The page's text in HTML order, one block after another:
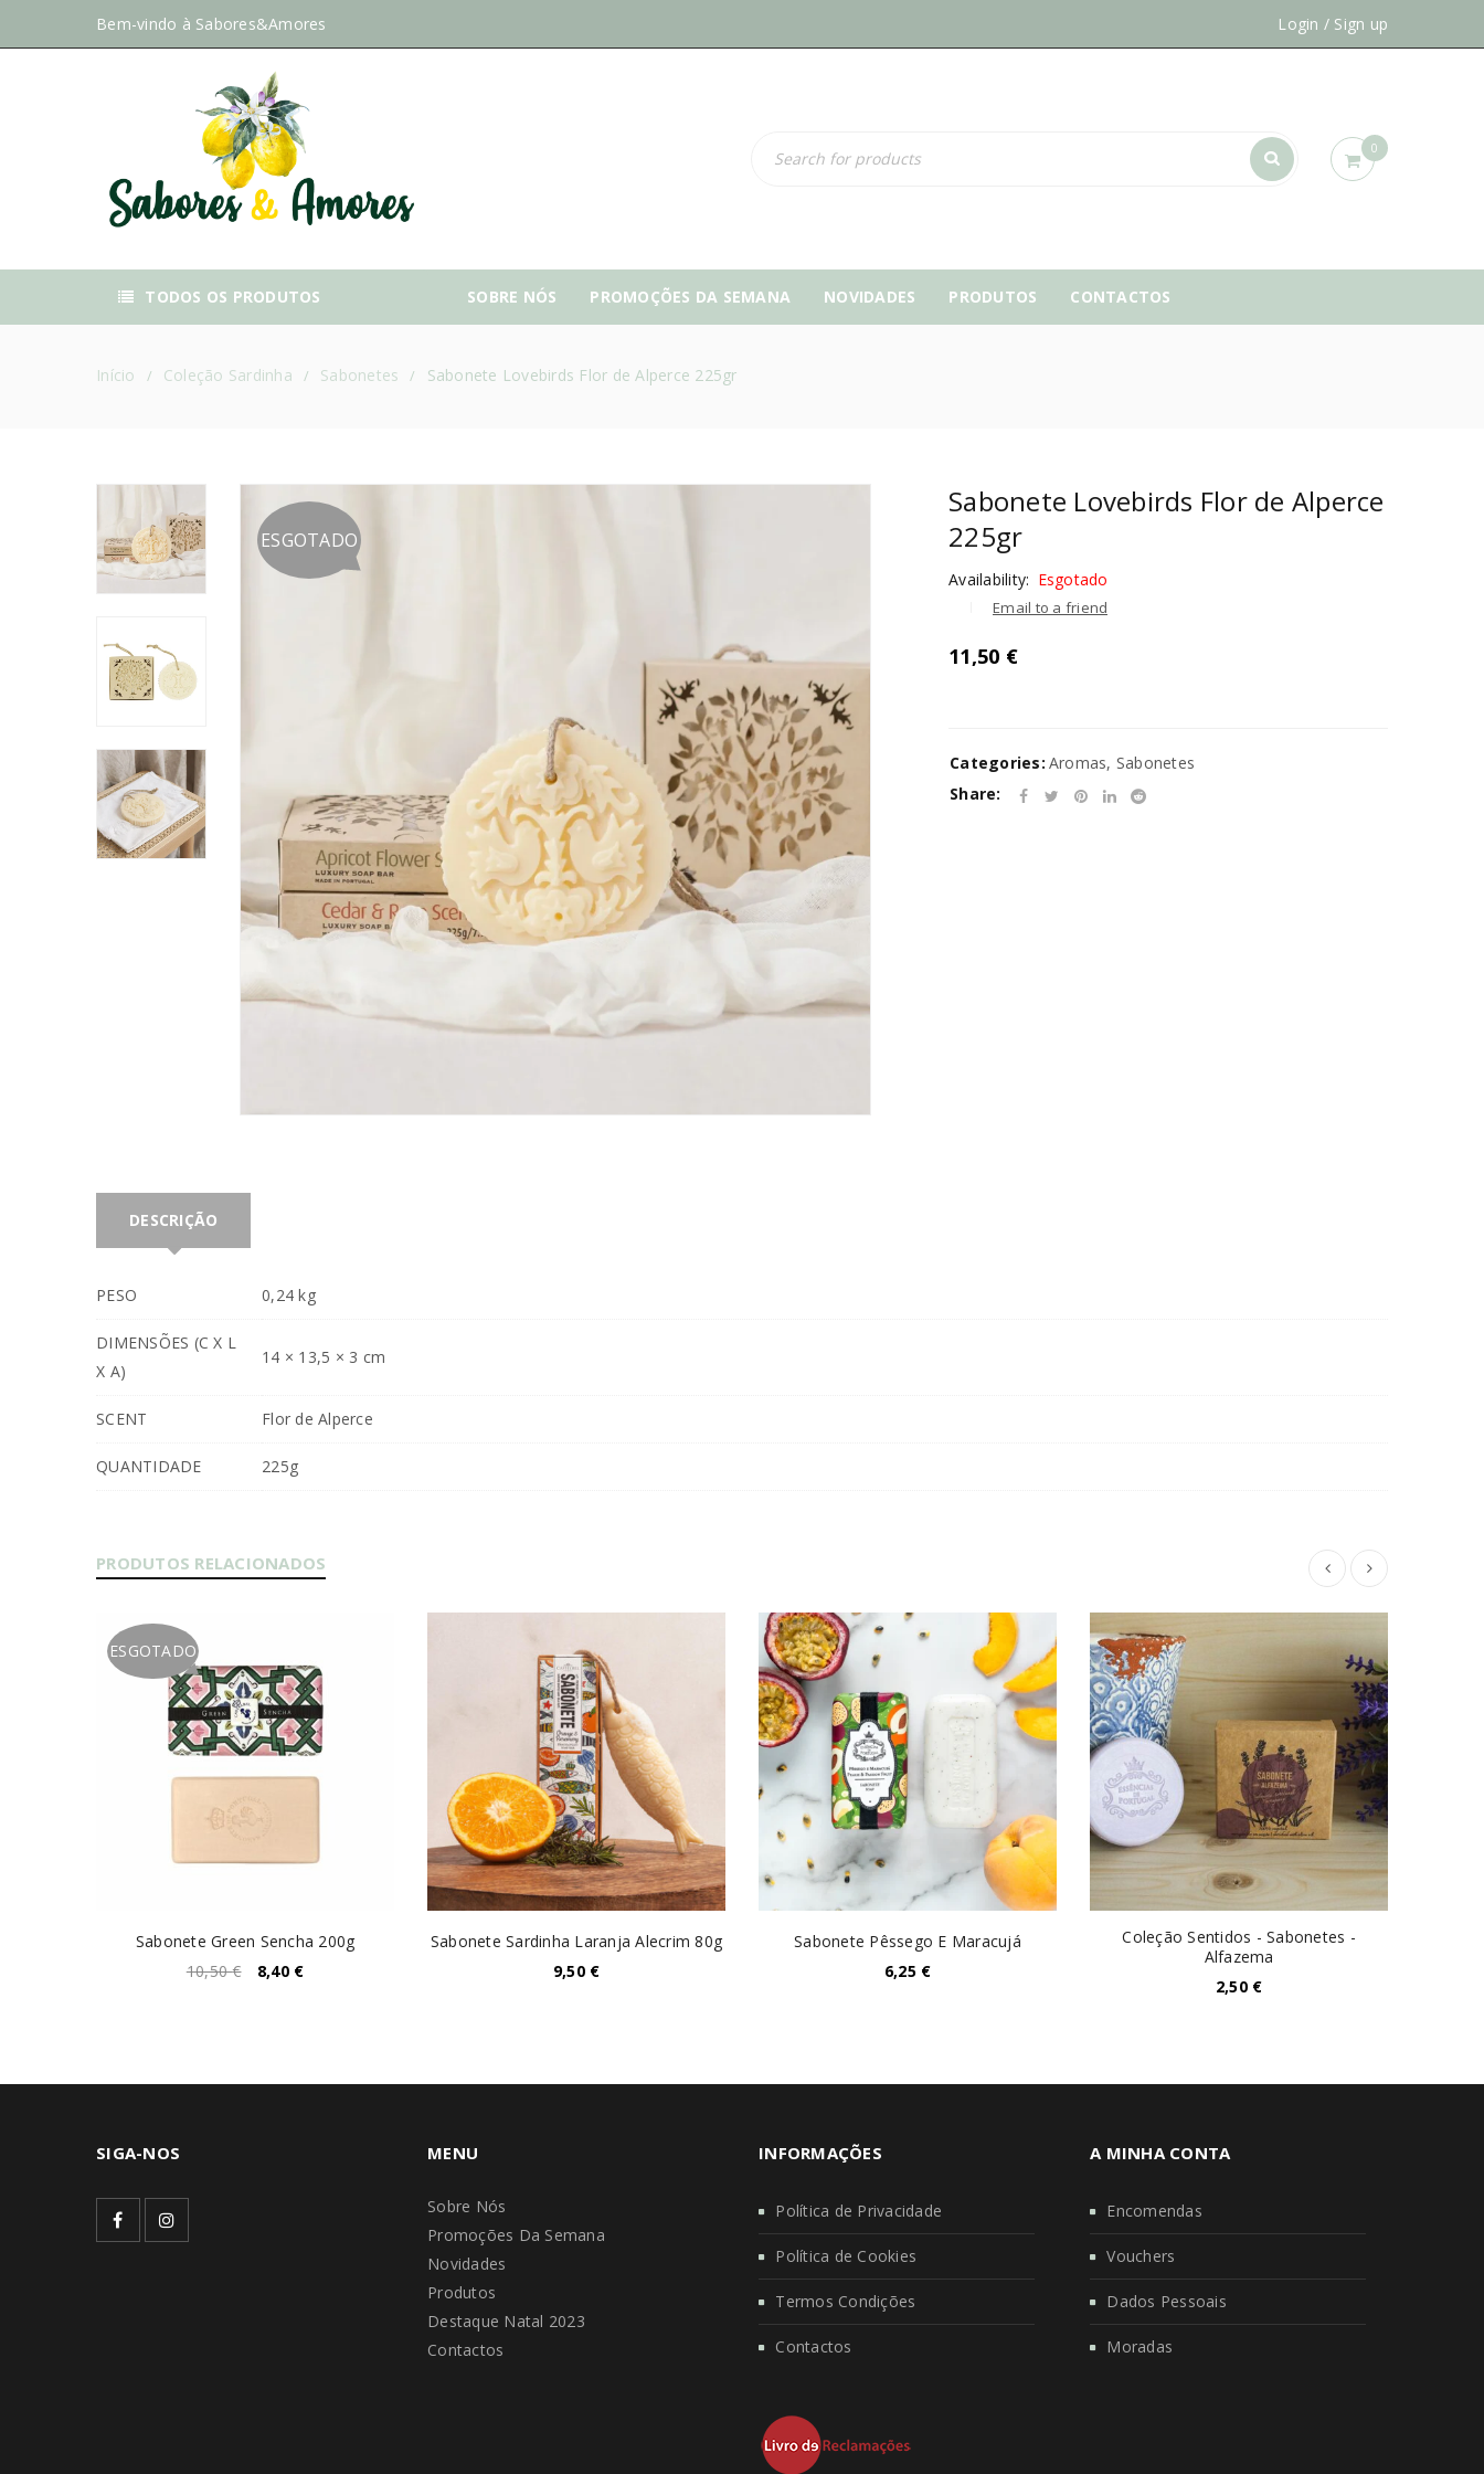
Senha *
INICIAR SESSÃO
PERDEU A SUA SENHA?
Bem-vindo à Sabores&Amores Login / Sign up
0
TODOS OS PRODUTOS SOBRE NÓS PROMOÇÕES DA SEMANA NOVIDADES PRODUTOS CONTACTOS
Início / Coleção Sardinha / Sabonetes / Sabonete Lovebirds Flor de Alperce 225gr
ESGOTADO
Sabonete Lovebirds Flor de Alperce
225gr
Availability: Esgotado
Email to a friend
11,50 €
Categories: Aromas, Sabonetes
Share:
DESCRIÇÃO
PESO 0,24 kg
DIMENSÕES (C X L
X A)
14 × 13,5 × 3 cm
SCENT Flor de Alperce
QUANTIDADE 225g
PRODUTOS RELACIONADOS
ESGOTADO
Sabonete Green Sencha 200g
10,50€ 8,40 €
Sabonete Sardinha Laranja Alecrim 80g
9,50 €
Sabonete Pêssego E Maracujá
6,25 €
Coleção Sentidos - Sabonetes -
Alfazema
2,50 €
SIGA-NOS MENU
Sobre Nós
Promoções Da Semana
Novidades
Produtos
Destaque Natal 2023
Contactos
INFORMAÇÕES
Política de Privacidade
Política de Cookies
Termos Condições
Contactos
A MINHA CONTA
Encomendas
Vouchers
Dados Pessoais
Moradas